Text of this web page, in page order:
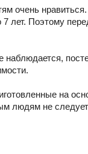
очень
лет. Поэтому
наблюдается,
на
людям не